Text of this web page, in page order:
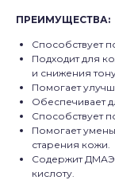
ПРЕИМУЩЕСТВА:
Способствует
Подходит для
и снижения
Помогает
Обеспечивает
Способствует
Помогает
старения кожи.
Содержит
кислоту.